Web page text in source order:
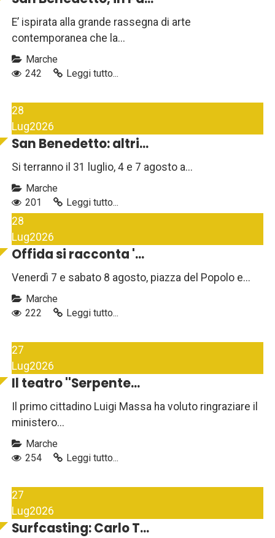
E’ ispirata alla grande rassegna di arte
contemporanea che la...
Marche
242
Leggi tutto...
28
Lug2026
San Benedetto: altri...
Si terranno il 31 luglio, 4 e 7 agosto a...
Marche
201
Leggi tutto...
28
Lug2026
Offida si racconta '...
Venerdì 7 e sabato 8 agosto, piazza del Popolo e...
Marche
222
Leggi tutto...
27
Lug2026
Il teatro ''Serpente...
Il primo cittadino Luigi Massa ha voluto ringraziare il
ministero...
Marche
254
Leggi tutto...
27
Lug2026
Surfcasting: Carlo T...